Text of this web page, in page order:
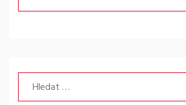
Vyhledávání